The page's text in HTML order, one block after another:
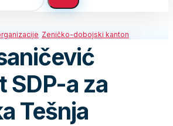
Zeničko-dobojski kanton
SDP-a za
Tešnja